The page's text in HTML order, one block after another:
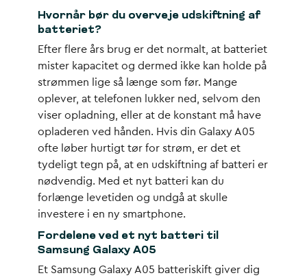
Hvornår bør du overveje udskiftning af
batteriet?
Efter flere års brug er det normalt, at batteriet
mister kapacitet og dermed ikke kan holde på
strømmen lige så længe som før. Mange
oplever, at telefonen lukker ned, selvom den
viser opladning, eller at de konstant må have
opladeren ved hånden. Hvis din Galaxy A05
ofte løber hurtigt tør for strøm, er det et
tydeligt tegn på, at en udskiftning af batteri er
nødvendig. Med et nyt batteri kan du
forlænge levetiden og undgå at skulle
investere i en ny smartphone.
Fordelene ved et nyt batteri til
Samsung Galaxy A05
Et Samsung Galaxy A05 batteriskift giver dig